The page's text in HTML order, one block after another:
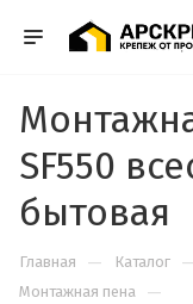
SF550
бытовая
Главная — Каталог
Монтажная пена —